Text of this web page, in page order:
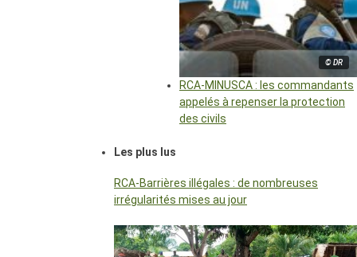
© DR
RCA-MINUSCA : les commandants
appelés à repenser la protection
des civils
Les plus lus
RCA-Barrières illégales : de nombreuses
irrégularités mises au jour